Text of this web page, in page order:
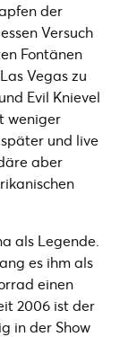
der
Versuch
Fontänen
Vegas zu
Evil Knievel
weniger
und live
aber
als Legende.
es ihm als
einen
2006 ist der
in der Show